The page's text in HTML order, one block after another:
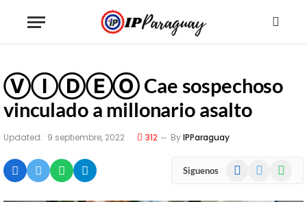
ⓋⒾⒹⒺⓄ Cae sospechoso
vinculado a millonario asalto
Updated: 9 septiembre, 2022 312 ByIPParaguay
Siguenos Facebook